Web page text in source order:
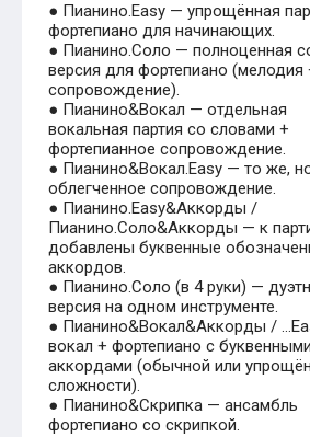
● Пианино.Easy — упрощённая
фортепиано для начинающих.
● Пианино.Соло — полноценная
версия для фортепиано (мелодия
сопровождение).
● Пианино&Вокал — отдельная
вокальная партия со словами +
фортепианное сопровождение.
● Пианино&Вокал.Easy — то же,
облегченное сопровождение.
● Пианино.Easy&Аккорды /
Пианино.Соло&Аккорды — к
добавлены буквенные
аккордов.
● Пианино.Соло (в 4 руки) —
версия на одном инструменте.
● Пианино&Вокал&Аккорды /
вокал + фортепиано с буквенными
аккордами (обычной или
сложности).
● Пианино&Скрипка — ансамбль
фортепиано со скрипкой.